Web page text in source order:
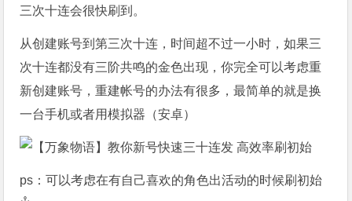
三次十连会很快刷到。
从创建账号到第三次十连，时间超不过一小时，如果三
次十连都没有三阶共鸣的金色出现，你完全可以考虑重
新创建账号，重建帐号的办法有很多，最简单的就是换
一台手机或者用模拟器（安卓）
ps：可以考虑在有自己喜欢的角色出活动的时候刷初始